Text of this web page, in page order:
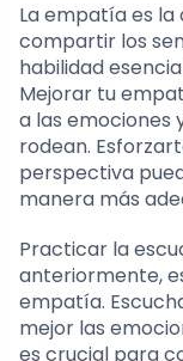
La empatía es
compartir los
habilidad
Mejorar tu
a las emociones
rodean.
perspectiva
manera más
Practicar la
anteriormente,
empatía.
mejor las
es crucial para